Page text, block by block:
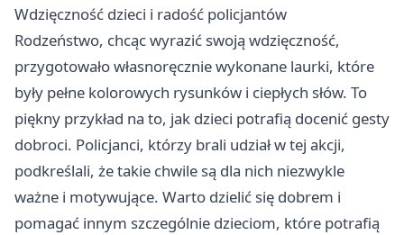
Wdzięczność dzieci i radość policjantów
Rodzeństwo, chcąc wyrazić swoją wdzięczność,
przygotowało własnoręcznie wykonane laurki, które
były pełne kolorowych rysunków i ciepłych słów. To
piękny przykład na to, jak dzieci potrafią docenić gesty
dobroci. Policjanci, którzy brali udział w tej akcji,
podkreślali, że takie chwile są dla nich niezwykle
ważne i motywujące. Warto dzielić się dobrem i
pomagać innym szczególnie dzieciom, które potrafią